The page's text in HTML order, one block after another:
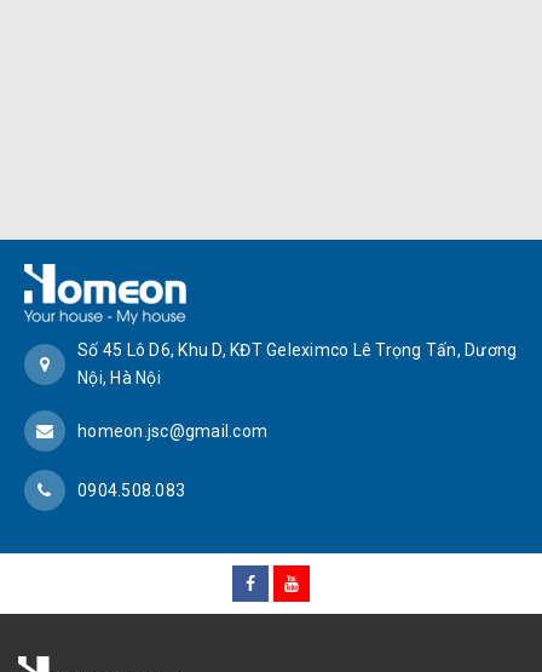
Số 45 Lô D6, Khu D, KĐT Geleximco Lê Trọng Tấn, Dương
Nội, Hà Nội
homeon.jsc@gmail.com
0904.508.083